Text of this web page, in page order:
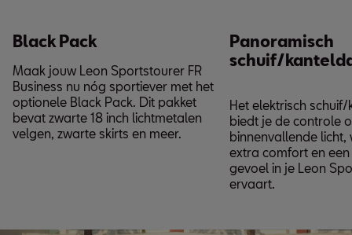
Black Pack
Maak jouw Leon Sportstourer FR
Business nu nóg sportiever met het
optionele Black Pack. Dit pakket
bevat zwarte 18 inch lichtmetalen
velgen, zwarte skirts en meer.
Panoramisch
schuif/
Het elektrisch
biedt je de controle
binnenvallende
extra comfort en
gevoel in je Leon
ervaart.